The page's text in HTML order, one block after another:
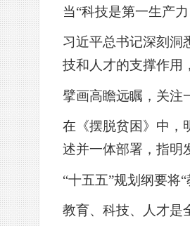
当“科技是第一生产
习近平总书记深刻洞
技和人才的支撑作用
擘画高瞻远瞩，关注
在《摆脱贫困》中，
述并一体部署，指明
“十五五”规划纲要将
教育、科技、人才是